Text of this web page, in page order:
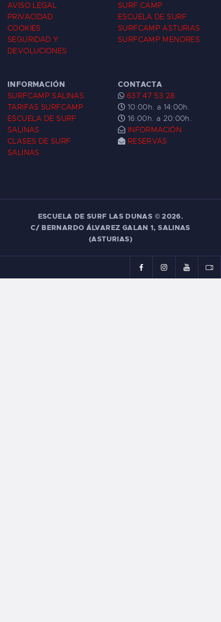
AVISO LEGAL
PRIVACIDAD
COOKIES
SEGURIDAD Y
DEVOLUCIONES
SURF CAMP
ESCUELA DE SURF
SURFCAMP ASTURIAS
SURFCAMP MENORES
INFORMACIÓN
SURFCAMP SALINAS
TARIFAS SURFCAMP
ESCUELA DE SURF
SALINAS
CLASES DE SURF
SALINAS
CONTACTA
637 47 53 28
10:00h. a 14:00h.
16:00h. a 20:00h.
INFORMACIÓN
RESERVAS
ESCUELA DE SURF LAS DUNAS ©2026.
C/ BERNARDO ÁLVAREZ GALAN 1, SALINAS
(ASTURIAS)